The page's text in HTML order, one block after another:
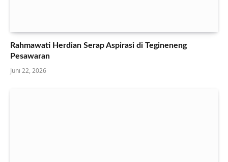
Rahmawati Herdian Serap Aspirasi di Tegineneng
Pesawaran
Juni 22, 2026